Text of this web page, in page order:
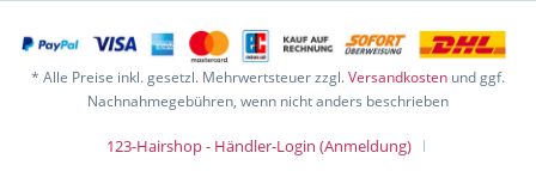
* Alle Preise inkl. gesetzl. Mehrwertsteuer zzgl.Versandkosten und ggf.
Nachnahmegebühren, wenn nicht anders beschrieben
123-Hairshop - Händler-Login (Anmeldung)